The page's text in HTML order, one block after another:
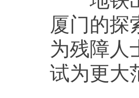
厦门的探
为残障人
试为更大